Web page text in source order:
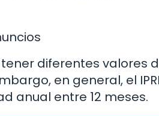
diferentes valores
en general, el
anual entre 12 meses.